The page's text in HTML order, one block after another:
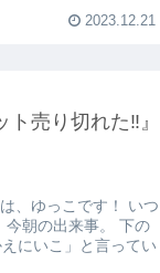
2023.12.21
売り切れた‼』
、ゆっこです！ いつ
今朝の出来事。 下の
にいこ」と言ってい